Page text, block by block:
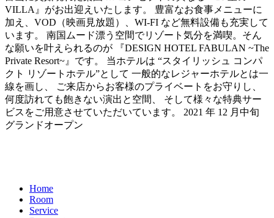
VILLA』がお出迎えいたします。 豊富なお食事メニューに
加え、VOD（映画見放題）、WI-FI など無料設備も充実して
います。 南国ムード漂う空間でリゾート気分を満喫。そん
な願いを叶えられるのが 『DESIGN HOTEL FABULAN ~The
Private Resort~』です。 当ホテルは “スタイリッシュ コンパ
クト リゾートホテル”として 一般的なレジャーホテルとは一
線を画し、 ご来店からお客様のプライベートをお守りし、
何度訪れても飽きない演出と空間、 そして様々な特典サー
ビスをご用意させていただいています。 2021 年 12 月中旬
グランドオープン
Home
Room
Service